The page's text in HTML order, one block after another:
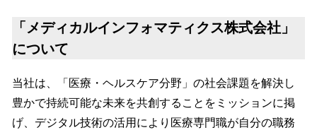
「メディカルインフォマティクス株式会社」
について
当社は、「医療・ヘルスケア分野」の社会課題を解決し
豊かで持続可能な未来を共創することをミッションに掲
げ、デジタル技術の活用により医療専門職が自分の職務